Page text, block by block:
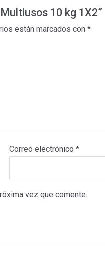
10 kg 1X2”
están marcados con*
Correo electrónico *
vez que comente.